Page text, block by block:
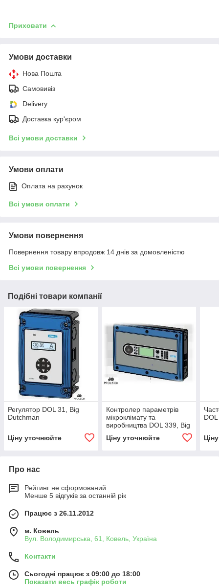
Приховати
Умови доставки
Нова Пошта
Самовивіз
Delivery
Доставка кур'єром
Всі умови доставки
Умови оплати
Оплата на рахунок
Всі умови оплати
Умови повернення
Повернення товару впродовж 14 днів за домовленістю
Всі умови повернення
Подібні товари компанії
Регулятор DOL 31, Big
Dutchman
Ціну уточнюйте
Контролер параметрів
мікроклімату та
виробництва DOL 339, Big
Ціну уточнюйте
Про нас
Рейтинг не сформований
Менше 5 відгуків за останній рік
Працює з 26.11.2012
м. Ковель
Вул. Володимирська, 61, Ковель, Україна
Контакти
Сьогодні працює з 09:00 до 18:00
Показати весь графік роботи